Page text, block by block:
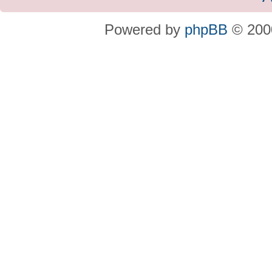
Powered by phpBB ©